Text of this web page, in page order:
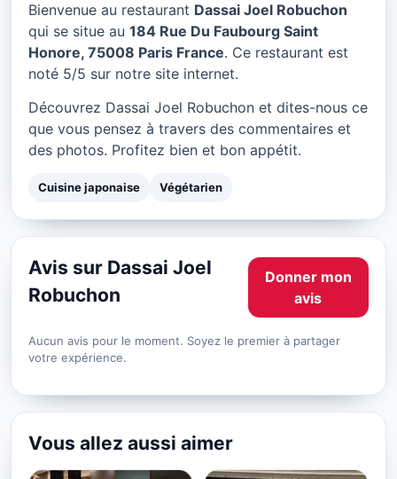
Dassai Joel Robuchon à
Paris
★ 5/5
Bienvenue au restaurant Dassai Joel Robuchon
qui se situe au 184 Rue Du Faubourg Saint
Honore, 75008 Paris France. Ce restaurant est
noté 5/5 sur notre site internet.
Découvrez Dassai Joel Robuchon et dites-nous ce
que vous pensez à travers des commentaires et
des photos. Profitez bien et bon appétit.
Cuisine japonaise Végétarien
Avis sur Dassai Joel
Robuchon
Donner mon
avis
Aucun avis pour le moment. Soyez le premier à partager
votre expérience.
Vous allez aussi aimer